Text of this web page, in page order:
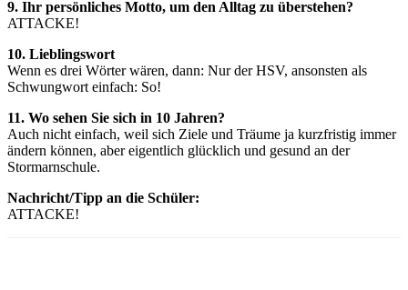
9. Ihr persönliches Motto, um den Alltag zu überstehen?
ATTACKE!
10. Lieblingswort
Wenn es drei Wörter wären, dann: Nur der HSV, ansonsten als
Schwungwort einfach: So!
11. Wo sehen Sie sich in 10 Jahren?
Auch nicht einfach, weil sich Ziele und Träume ja kurzfristig immer
ändern können, aber eigentlich glücklich und gesund an der
Stormarnschule.
Nachricht/Tipp an die Schüler:
ATTACKE!